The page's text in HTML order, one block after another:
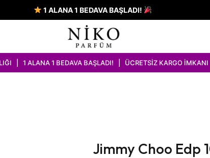
1 ALANA 1 BEDAVA BAŞLADI!
BAŞLADI! | ÜCRETSİZ KARGO İMKANI
Jimmy Choo Edp